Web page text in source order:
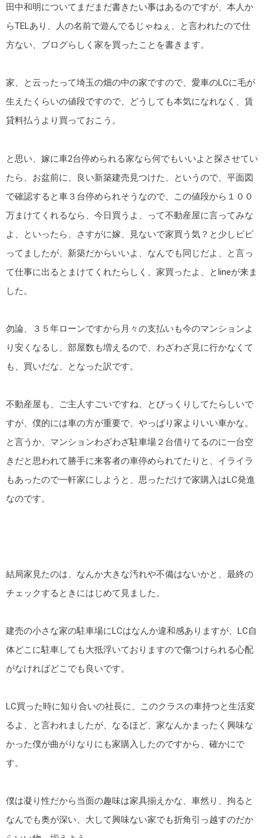
田中和明についてまだまだ書きたい事はあるのですが、本人か
らTELあり、人の名前で遊んでるじゃねぇ、と言われたので仕
方ない、ブログらしく家を買ったことを書きます。
家、と云ったって埼玉の畑の中の家ですので、愛車のLCに毛が
生えたくらいの値段ですので、どうしても本気になれなく、賃
貸料払うより買っておこう。
と思い、嫁に車2台停められる家なら何でもいいよと探させてい
たら、お盆前に、良い新築建売見つけた、というので、平面図
で確認すると車３台停められそうなので、この値段から１００
万まけてくれるなら、今日買うよ、って不動産屋に言ってみな
よ、といったら、さすがに嫁、見ないで家買う気？と少しビビ
ってましたが、新築だからいいよ、なんでも同じだよ、と言っ
て仕事に出るとまけてくれたらしく、家買ったよ、とlineが来ま
した。
勿論、３５年ローンですから月々の支払いも今のマンションよ
り安くなるし、部屋数も増えるので、わざわざ見に行かなくて
も、買いだな、となった訳です。
不動産屋も、ご主人すごいですね、とびっくりしてたらしいで
すが、僕的には車の方が重要で、やっぱり家よりいい車かな。
と言うか、マンションわざわざ駐車場２台借りてるのに一台空
きだと思われて勝手に来客者の車停められてたりと、イライラ
もあったので一軒家にしようと、思っただけで家購入はLC発進
なのです。
結局家見たのは、なんか大きな汚れや不備はないかと、最終の
チェックするときにはじめて見ました。
建売の小さな家の駐車場にLCはなんか違和感ありますが、LC自
体どこに駐車しても大抵浮いておりますので傷つけられる心配
がなければどこでも良いです。
LC買った時に知り合いの社長に、このクラスの車持つと生活変
るよ、と言われましたが、なるほど、家なんかまったく興味な
かった僕が曲がりなりにも家購入したのですから、確かにで
す。
僕は凝り性だから当面の趣味は家具揃えかな、車然り、拘ると
なんでも奥が深い、大して興味ない家でも折角引っ越すのだか